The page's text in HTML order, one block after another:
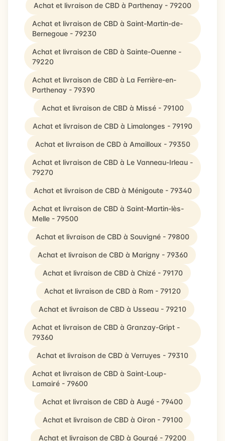
Achat et livraison de CBD à Parthenay - 79200
Achat et livraison de CBD à Saint-Martin-de-
Bernegoue - 79230
Achat et livraison de CBD à Sainte-Ouenne -
79220
Achat et livraison de CBD à La Ferrière-en-
Parthenay - 79390
Achat et livraison de CBD à Missé - 79100
Achat et livraison de CBD à Limalonges - 79190
Achat et livraison de CBD à Amailloux - 79350
Achat et livraison de CBD à Le Vanneau-Irleau -
79270
Achat et livraison de CBD à Ménigoute - 79340
Achat et livraison de CBD à Saint-Martin-lès-
Melle - 79500
Achat et livraison de CBD à Souvigné - 79800
Achat et livraison de CBD à Marigny - 79360
Achat et livraison de CBD à Chizé - 79170
Achat et livraison de CBD à Rom - 79120
Achat et livraison de CBD à Usseau - 79210
Achat et livraison de CBD à Granzay-Gript -
79360
Achat et livraison de CBD à Verruyes - 79310
Achat et livraison de CBD à Saint-Loup-
Lamairé - 79600
Achat et livraison de CBD à Augé - 79400
Achat et livraison de CBD à Oiron - 79100
Achat et livraison de CBD à Gourgé - 79200